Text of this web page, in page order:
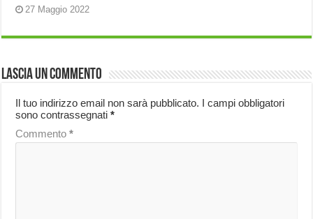
27 Maggio 2022
Lascia un commento
Il tuo indirizzo email non sarà pubblicato. I campi obbligatori
sono contrassegnati*
Commento*